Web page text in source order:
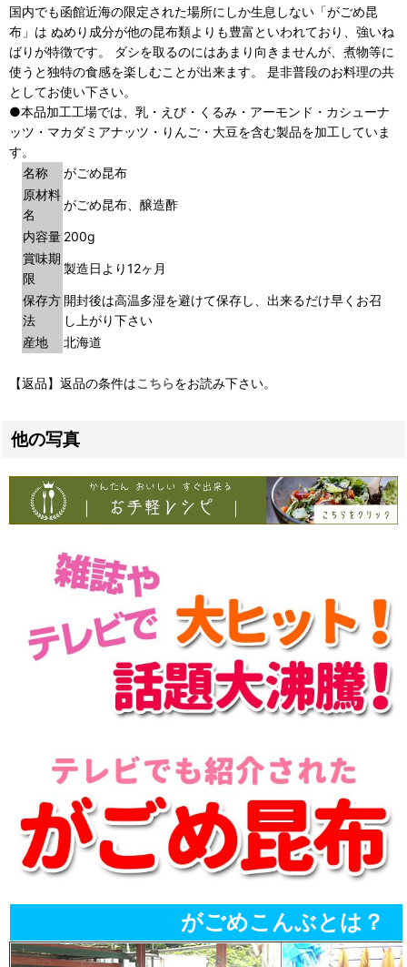
国内でも函館近海の限定された場所にしか生息しない「がごめ昆
布」は ぬめり成分が他の昆布類よりも豊富といわれており、強いね
ばりが特徴です。 ダシを取るのにはあまり向きませんが、煮物等に
使うと独特の食感を楽しむことが出来ます。 是非普段のお料理の共
としてお使い下さい。
●本品加工工場では、乳・えび・くるみ・アーモンド・カシューナ
ッツ・マカダミアナッツ・りんご・大豆を含む製品を加工していま
す。
名称
がごめ昆布
原材料
名
がごめ昆布、醸造酢
内容量 200g
賞味期
限
製造日より12ヶ月
保存方
法
開封後は高温多湿を避けて保存し、出来るだけ早くお召
し上がり下さい
産地
北海道
【返品】返品の条件はこちらをお読み下さい。
他の写真
がごめこんぶとは？